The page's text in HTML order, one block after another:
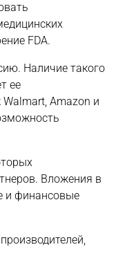
FDA.
Наличие такого
ее
Amazon и
Вложения в
и финансовые